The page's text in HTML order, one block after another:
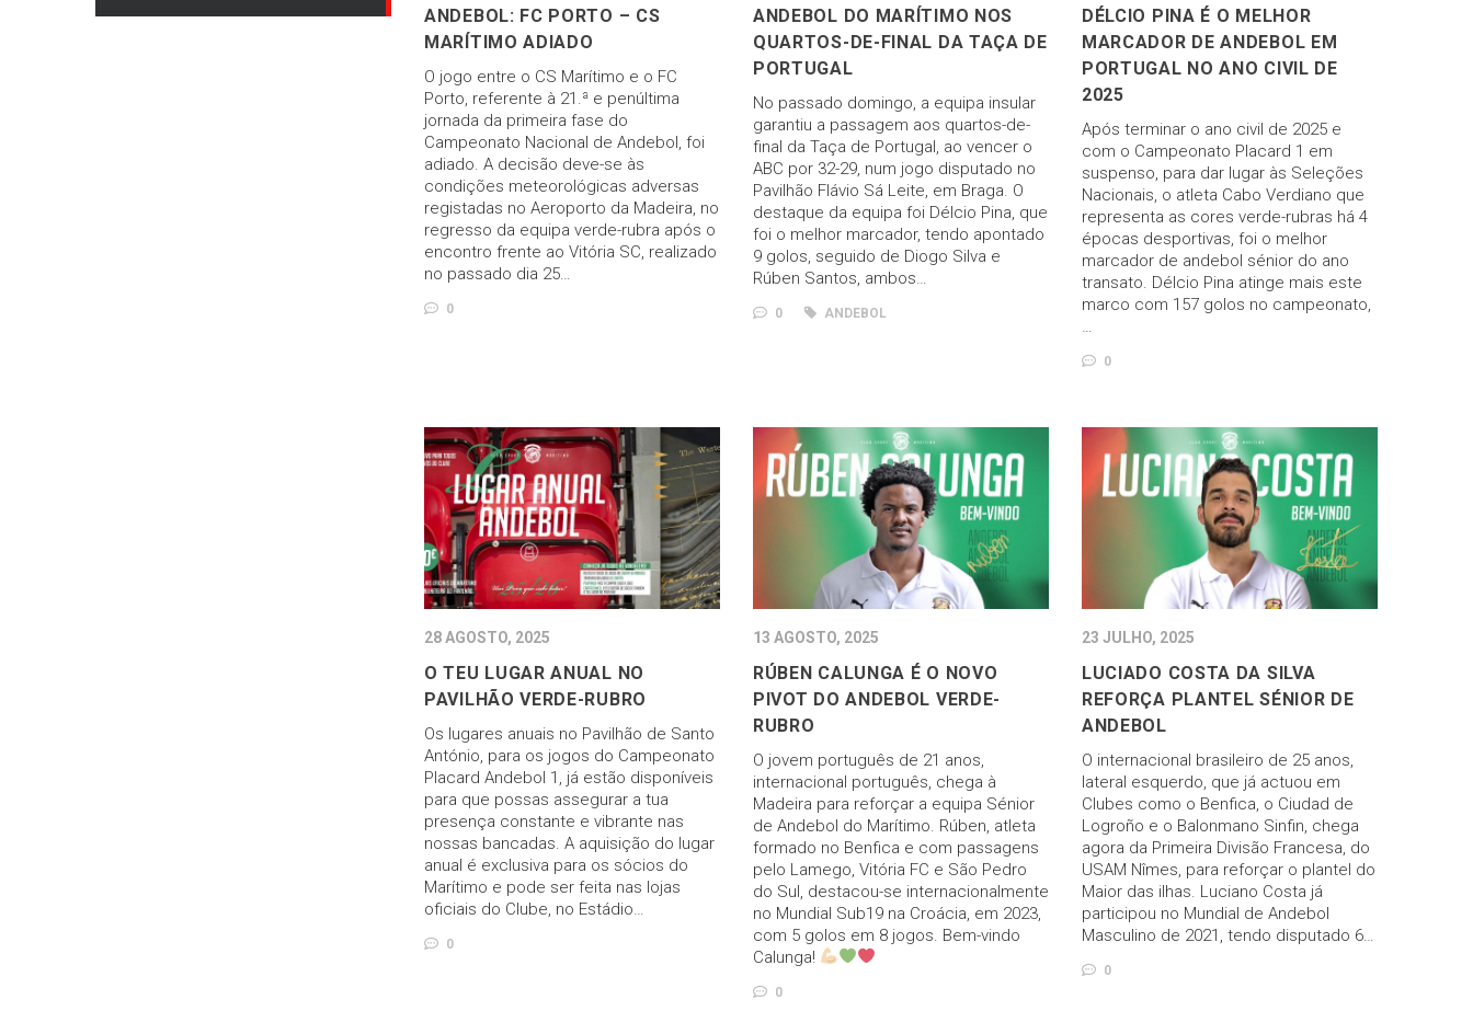
ANDEBOL: FC PORTO – CS
MARÍTIMO ADIADO
O jogo entre o CS Marítimo e o FC
Porto, referente à 21.ª e penúltima
jornada da primeira fase do
Campeonato Nacional de Andebol, foi
adiado. A decisão deve-se às
condições meteorológicas adversas
registadas no Aeroporto da Madeira, no
regresso da equipa verde-rubra após o
encontro frente ao Vitória SC, realizado
no passado dia 25…
0
ANDEBOL DO MARÍTIMO NOS
QUARTOS-DE-FINAL DA TAÇA DE
PORTUGAL
No passado domingo, a equipa insular
garantiu a passagem aos quartos-de-
final da Taça de Portugal, ao vencer o
ABC por 32-29, num jogo disputado no
Pavilhão Flávio Sá Leite, em Braga. O
destaque da equipa foi Délcio Pina, que
foi o melhor marcador, tendo apontado
9 golos, seguido de Diogo Silva e
Rúben Santos, ambos…
0 ANDEBOL
DÉLCIO PINA É O MELHOR
MARCADOR DE ANDEBOL EM
PORTUGAL NO ANO CIVIL DE
2025
Após terminar o ano civil de 2025 e
com o Campeonato Placard 1 em
suspenso, para dar lugar às Seleções
Nacionais, o atleta Cabo Verdiano que
representa as cores verde-rubras há 4
épocas desportivas, foi o melhor
marcador de andebol sénior do ano
transato. Délcio Pina atinge mais este
marco com 157 golos no campeonato,
…
0
28 AGOSTO, 2025
O TEU LUGAR ANUAL NO
PAVILHÃO VERDE-RUBRO
Os lugares anuais no Pavilhão de Santo
António, para os jogos do Campeonato
Placard Andebol 1, já estão disponíveis
para que possas assegurar a tua
presença constante e vibrante nas
nossas bancadas. A aquisição do lugar
anual é exclusiva para os sócios do
Marítimo e pode ser feita nas lojas
oficiais do Clube, no Estádio…
0
13 AGOSTO, 2025
RÚBEN CALUNGA É O NOVO
PIVOT DO ANDEBOL VERDE-
RUBRO
O jovem português de 21 anos,
internacional português, chega à
Madeira para reforçar a equipa Sénior
de Andebol do Marítimo. Rúben, atleta
formado no Benfica e com passagens
pelo Lamego, Vitória FC e São Pedro
do Sul, destacou-se internacionalmente
no Mundial Sub19 na Croácia, em 2023,
com 5 golos em 8 jogos. Bem-vindo
Calunga!
0
23 JULHO, 2025
LUCIADO COSTA DA SILVA
REFORÇA PLANTEL SÉNIOR DE
ANDEBOL
O internacional brasileiro de 25 anos,
lateral esquerdo, que já actuou em
Clubes como o Benfica, o Ciudad de
Logroño e o Balonmano Sinfin, chega
agora da Primeira Divisão Francesa, do
USAM Nîmes, para reforçar o plantel do
Maior das ilhas. Luciano Costa já
participou no Mundial de Andebol
Masculino de 2021, tendo disputado 6…
0